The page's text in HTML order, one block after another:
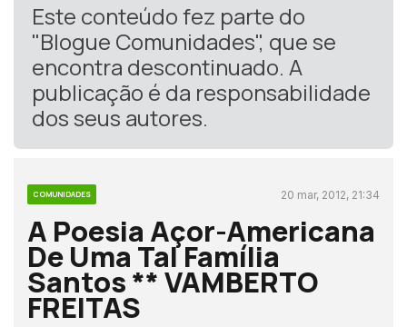
Este conteúdo fez parte do
"Blogue Comunidades", que se
encontra descontinuado. A
publicação é da responsabilidade
dos seus autores.
COMUNIDADES 20 mar, 2012, 21:34
A Poesia Açor-Americana
De Uma Tal Família
Santos ** VAMBERTO
FREITAS